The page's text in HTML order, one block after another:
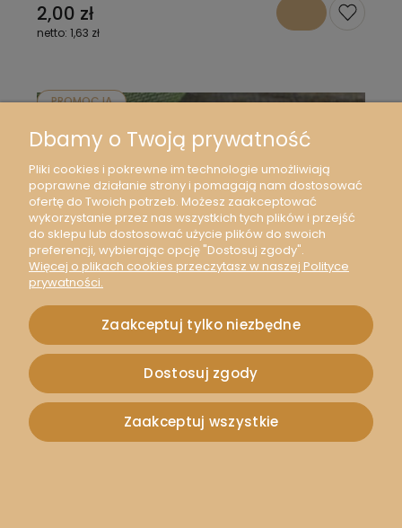
2,00 zł
1,63 zł
[04699] Kaboszon kocie oko 14mm słomkowy 2szt
1,60 zł 2,00 zł
PROMOCJA
Dbamy o Twoją prywatność
Pliki cookies i pokrewne im technologie umożliwiają
poprawne działanie strony i pomagają nam dostosować
ofertę do Twoich potrzeb. Możesz zaakceptować
wykorzystanie przez nas wszystkich tych plików i przejść
do sklepu lub dostosować użycie plików do swoich
preferencji, wybierając opcję "Dostosuj zgody".
Więcej o plikach cookies przeczytasz w naszej Polityce
prywatności.
Zaakceptuj tylko niezbędne
Dostosuj zgody
Zaakceptuj wszystkie